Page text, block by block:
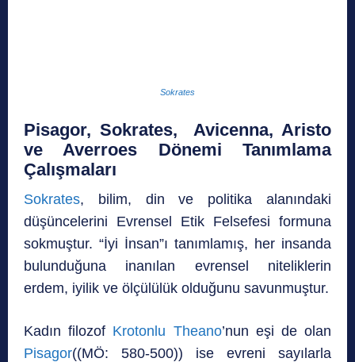
Sokrates
Pisagor, Sokrates, Avicenna, Aristo
ve Averroes Dönemi Tanımlama
Çalışmaları
Sokrates, bilim, din ve politika alanındaki
düşüncelerini Evrensel Etik Felsefesi formuna
sokmuştur. “İyi İnsan”ı tanımlamış, her insanda
bulunduğuna inanılan evrensel niteliklerin
erdem, iyilik ve ölçülülük olduğunu savunmuştur.
Kadın filozof Krotonlu Theano’nun eşi de olan
Pisagor((MÖ: 580-500)) ise evreni sayılarla